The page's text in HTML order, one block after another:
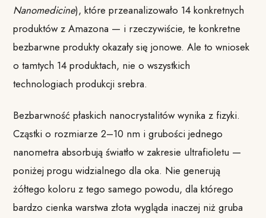
Nanomedicine), które przeanalizowało 14 konkretnych
produktów z Amazona — i rzeczywiście, te konkretne
bezbarwne produkty okazały się jonowe. Ale to wniosek
o tamtych 14 produktach, nie o wszystkich
technologiach produkcji srebra.
Bezbarwność płaskich nanocrystalitów wynika z fizyki.
Cząstki o rozmiarze 2–10 nm i grubości jednego
nanometra absorbują światło w zakresie ultrafioletu —
poniżej progu widzialnego dla oka. Nie generują
żółtego koloru z tego samego powodu, dla którego
bardzo cienka warstwa złota wygląda inaczej niż gruba